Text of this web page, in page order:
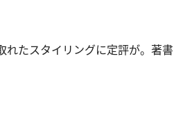
たスタイリングに定評が。著